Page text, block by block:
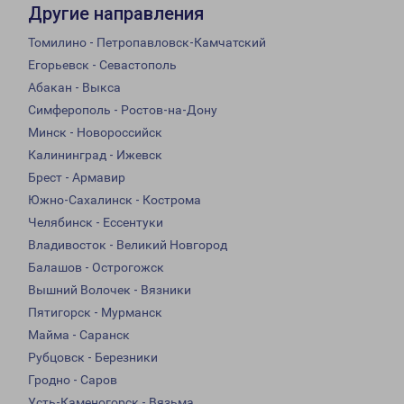
Другие направления
Томилино - Петропавловск-Камчатский
Егорьевск - Севастополь
Абакан - Выкса
Симферополь - Ростов-на-Дону
Минск - Новороссийск
Калининград - Ижевск
Брест - Армавир
Южно-Сахалинск - Кострома
Челябинск - Ессентуки
Владивосток - Великий Новгород
Балашов - Острогожск
Вышний Волочек - Вязники
Пятигорск - Мурманск
Майма - Саранск
Рубцовск - Березники
Гродно - Саров